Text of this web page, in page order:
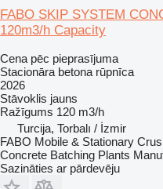
FABO SKIP SYSTEM
120m3/h Capacity
Cena pēc pieprasījuma
Stacionāra betona rūpnīca
2026
Stāvoklis jauns
Ražīgums 120 m3/h
Turcija, Torbalı / İzmir
FABO Mobile & Stationary
Concrete Batching Plants
Sazināties ar pārdevēju